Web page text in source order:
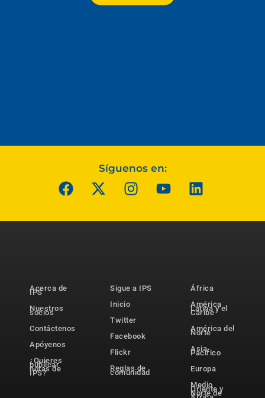
Síguenos en:
Acerca de
IPS
Nuestros
socios
Contáctenos
Apóyenos
¿Quieres
publicar
notas de
IPS?
Sigue a IPS
Inicio
Twitter
Facebook
Flickr
Reglas de
comunidad
África
América
Latina y el
Caribe
América del
Norte
Asia-
Pacífico
Europa
Medio
Oriente y
Norte de